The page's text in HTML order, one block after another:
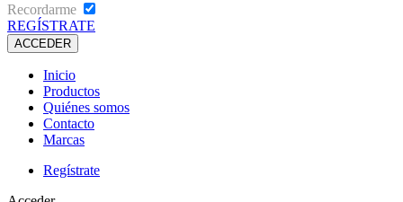
Recordarme
REGÍSTRATE
Inicio
Productos
Quiénes somos
Contacto
Marcas
Regístrate